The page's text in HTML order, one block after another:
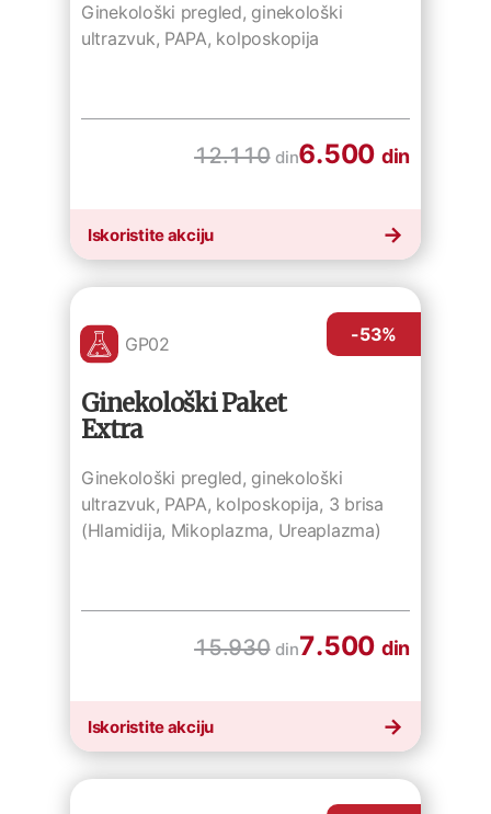
Ginekološki pregled, ginekološki
ultrazvuk, PAPA, kolposkopija
12.110 din6.500 din
Iskoristite akciju
GP02
Ginekološki Paket
Extra
Ginekološki pregled, ginekološki
ultrazvuk, PAPA, kolposkopija, 3 brisa
(Hlamidija, Mikoplazma, Ureaplazma)
-53%
15.930 din7.500 din
Iskoristite akciju